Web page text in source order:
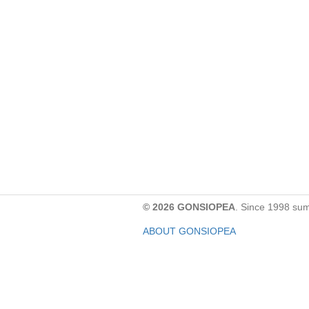
© 2026 GONSIOPEA . Since 1998
ABOUT GONSIOPEA